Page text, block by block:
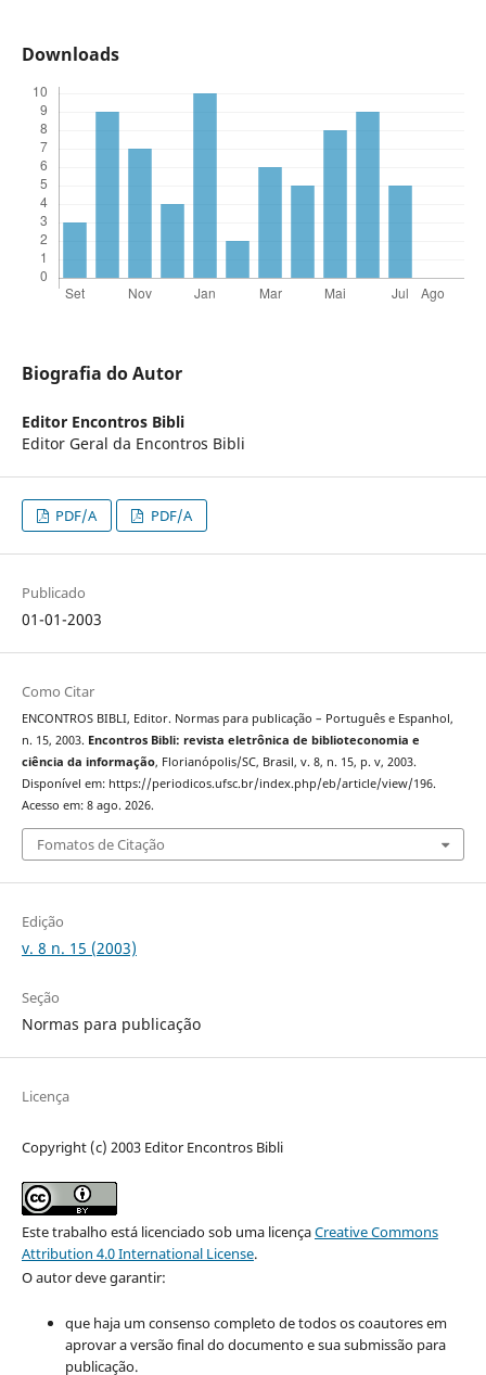
Downloads
Biografia do Autor
Editor Encontros Bibli
Editor Geral da Encontros Bibli
PDF/A PDF/A
Publicado
01-01-2003
Como Citar
ENCONTROS BIBLI, Editor. Normas para publicação – Português e Espanhol,
n. 15, 2003. Encontros Bibli: revista eletrônica de biblioteconomia e
ciência da informação, Florianópolis/SC, Brasil, v. 8, n. 15, p. v, 2003.
Disponível em: https://periodicos.ufsc.br/index.php/eb/article/view/196.
Acesso em: 8 ago. 2026.
Fomatos de Citação
Edição
v. 8 n. 15 (2003)
Seção
Normas para publicação
Licença
Copyright (c) 2003 Editor Encontros Bibli
Este trabalho está licenciado sob uma licençaCreative Commons
Attribution 4.0 International License.
O autor deve garantir:
que haja um consenso completo de todos os coautores em
aprovar a versão final do documento e sua submissão para
publicação.